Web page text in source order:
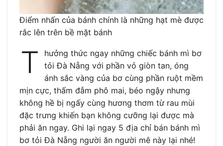
Điểm nhấn của bánh chính là những hạt mè được
rắc lên trên bề mặt bánh
T
hưởng thức ngay những chiếc bánh mì bơ
tỏi Đà Nẵng với phần vỏ giòn tan, óng
ánh sắc vàng của bơ cùng phần ruột mềm
mịn cực, thấm đẫm phô mai, béo ngậy nhưng
không hề bị ngấy cùng hương thơm từ rau mùi
đặc trưng khiến bạn không cưỡng lại được mà
phải ăn ngay. Ghi lại ngay 5 địa chỉ bán bánh mì
bơ tỏi Đà Nẵng người ăn người mê này lại nhé!